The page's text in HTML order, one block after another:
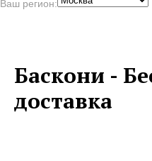
Ваш регион:
Баскони -
доставка